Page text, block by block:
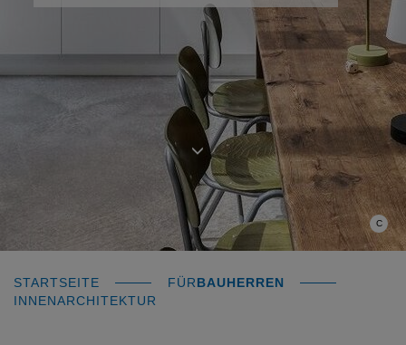
C
STARTSEITE FÜRBAUHERREN
INNENARCHITEKTUR